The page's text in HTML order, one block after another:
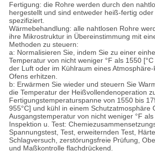
Fertigung: die Rohre werden durch den
hergestellt und sind entweder heiß-fertig
spezifiziert.
Wärmebehandlung: alle nahtlosen Rohre
ihre Mikrostruktur in Übereinstimmung mit
Methoden zu steuern:
a: Normalisieren Sie, indem Sie zu einer
Temperatur von nicht weniger °F als 1550
der Luft oder im Kühlraum eines
Ofens erhitzen.
b: Erwärmen Sie wieder und steuern Sie
die Temperatur der Heißvollendenoperation
Fertigungstemperaturspanne von 1550 bis
955°C] und kühl in einem Schutzatmosphäre
Ausgangstemperatur von nicht weniger °F
Inspektion u. Test:
Spannungstest, Test, erweiternden Test,
Schlagversuch, zerstörungsfreie Prüfung,
und Maßkontrolle flachdrückend.